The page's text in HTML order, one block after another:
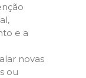
e a
novas
ou